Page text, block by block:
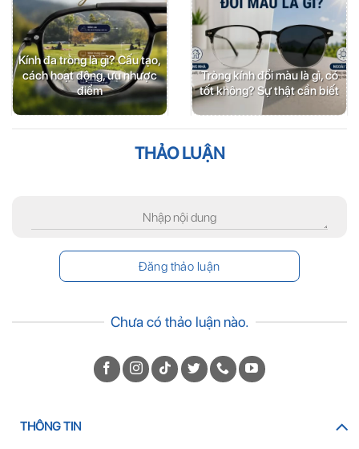
Kính đa tròng là gì? Cấu tạo,
cách hoạt động, ưu nhược
điểm
Tròng kính đổi màu là gì, có
tốt không? Sự thật cần biết
THẢO LUẬN
Chưa có thảo luận nào.
THÔNG TIN